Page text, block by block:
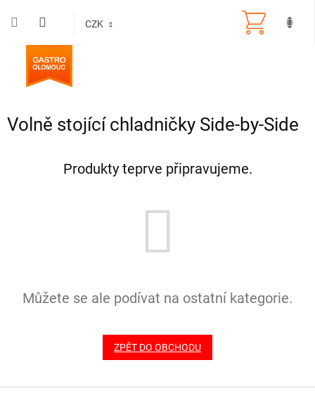
CZK
Volně stojící chladničky Side-by-Side
Produkty teprve připravujeme.
Můžete se ale podívat na ostatní kategorie.
ZPĚT DO OBCHODU